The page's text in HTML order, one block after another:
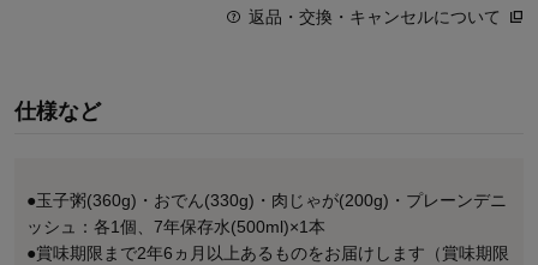
返品・交換・キャンセルについて
仕様など
●玉子粥(360g)・おでん(330g)・肉じゃが(200g)・プレーンデニ
ッシュ：各1個、7年保存水(500ml)×1本
●賞味期限まで2年6ヵ月以上あるものをお届けします（賞味期限